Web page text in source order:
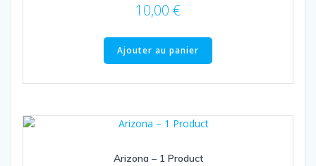
10,00 €
Ajouter au panier
Arizona – 1 Product